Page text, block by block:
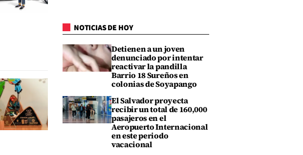
NOTICIAS DE HOY
Detienen a un joven
denunciado por intentar
reactivar la pandilla
Barrio 18 Sureños en
colonias de Soyapango
El Salvador proyecta
recibir un total de 160,000
pasajeros en el
Aeropuerto Internacional
en este periodo
vacacional